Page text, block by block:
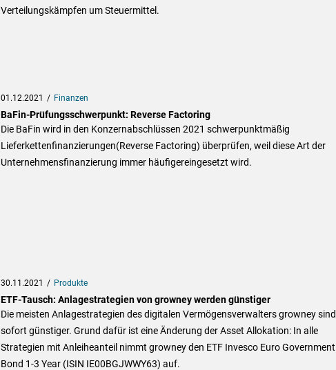
Verteilungskämpfen um Steuermittel.
01.12.2021 Finanzen
BaFin-Prüfungsschwerpunkt: Reverse Factoring
Die BaFin wird in den Konzernabschlüssen 2021 schwerpunktmäßig
Lieferkettenfinanzierungen(Reverse Factoring) überprüfen, weil diese Art der
Unternehmensfinanzierung immer häufigereingesetzt wird.
30.11.2021 Produkte
ETF-Tausch: Anlagestrategien von growney werden günstiger
Die meisten Anlagestrategien des digitalen Vermögensverwalters growney
sofort günstiger. Grund dafür ist eine Änderung der Asset Allokation: In alle
Strategien mit Anleiheanteil nimmt growney den ETF Invesco Euro Government
Bond 1-3 Year (ISIN IE00BGJWWY63) auf.